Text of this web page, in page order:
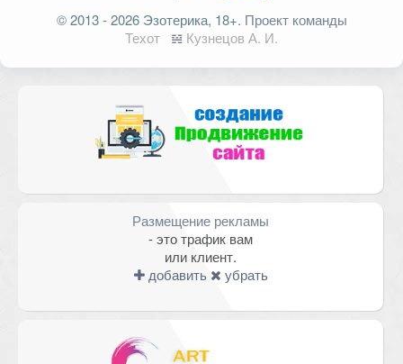
Ваш адрес email не будет
опубликован.
Обязательные поля
© 2013 - 2026 Эзотерика, 18+. Проект команды
Техот
𝌴 Кузнецов А. И.
Размещение рекламы
- это трафик вам
или клиент.
добавить
убрать